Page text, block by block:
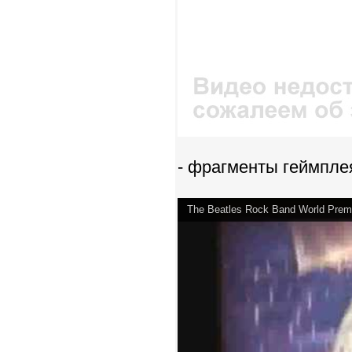
- фрагменты
The Beatles Rock Band World